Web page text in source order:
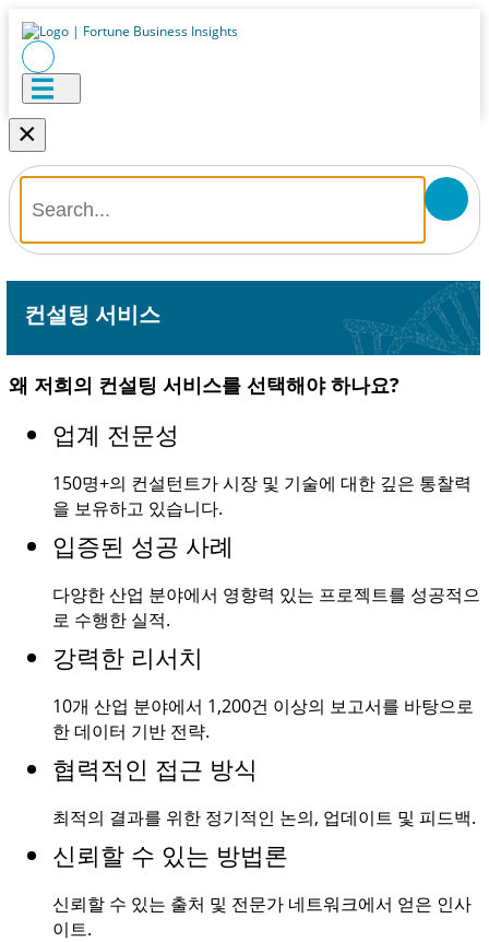
×
컨설팅 서비스
왜 저희의 컨설팅 서비스를 선택해야 하나요?
업계 전문성
150명+의 컨설턴트가 시장 및 기술에 대한 깊은 통찰력
을 보유하고 있습니다.
입증된 성공 사례
다양한 산업 분야에서 영향력 있는 프로젝트를 성공적으
로 수행한 실적.
강력한 리서치
10개 산업 분야에서 1,200건 이상의 보고서를 바탕으로
한 데이터 기반 전략.
협력적인 접근 방식
최적의 결과를 위한 정기적인 논의, 업데이트 및 피드백.
신뢰할 수 있는 방법론
신뢰할 수 있는 출처 및 전문가 네트워크에서 얻은 인사
이트.